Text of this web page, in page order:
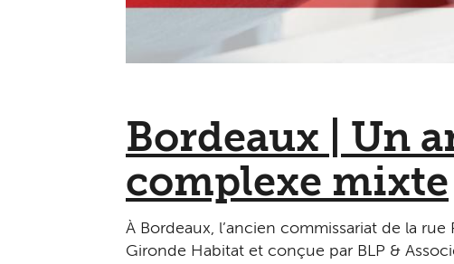
Bordeaux | Un
complexe mixte
À Bordeaux, l’ancien commissariat de la
Gironde Habitat et conçue par BLP &